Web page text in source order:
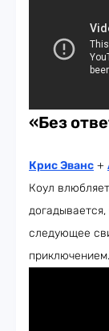
«Без
Крис Эванс +
Коул
следующее
приключением.